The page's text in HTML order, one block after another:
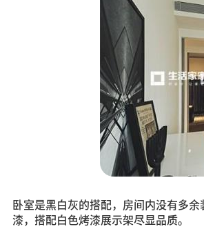
卧室是黑白灰的搭配，房间内没有多
漆，搭配白色烤漆展示架尽显品质。